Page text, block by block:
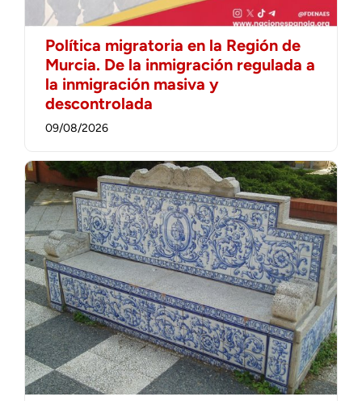
Política migratoria en la Región de
Murcia. De la inmigración regulada a
la inmigración masiva y
descontrolada
09/08/2026